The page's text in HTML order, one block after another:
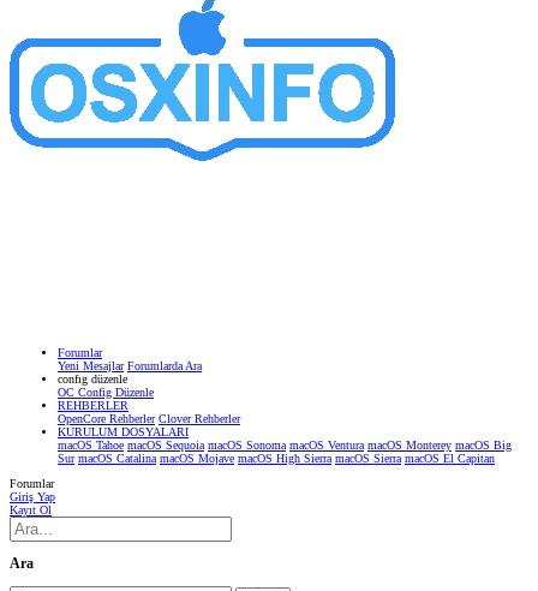
Forumlar
Yeni Mesajlar Forumlarda Ara
confıg düzenle
OC Config Düzenle
REHBERLER
OpenCore Rehberler Clover Rehberler
KURULUM DOSYALARI
macOS Tahoe macOS Sequoia macOS Sonoma macOS Ventura macOS Monterey macOS Big
Sur macOS Catalina macOS Mojave macOS High Sierra macOS Sierra macOS El Capitan
Forumlar
Giriş Yap
Kayıt Ol
Ara